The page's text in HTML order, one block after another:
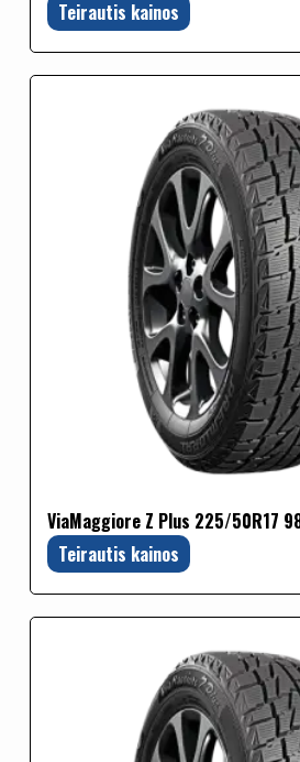
Teirautis kainos
ViaMaggiore Z Plus 225/50R17
Teirautis kainos